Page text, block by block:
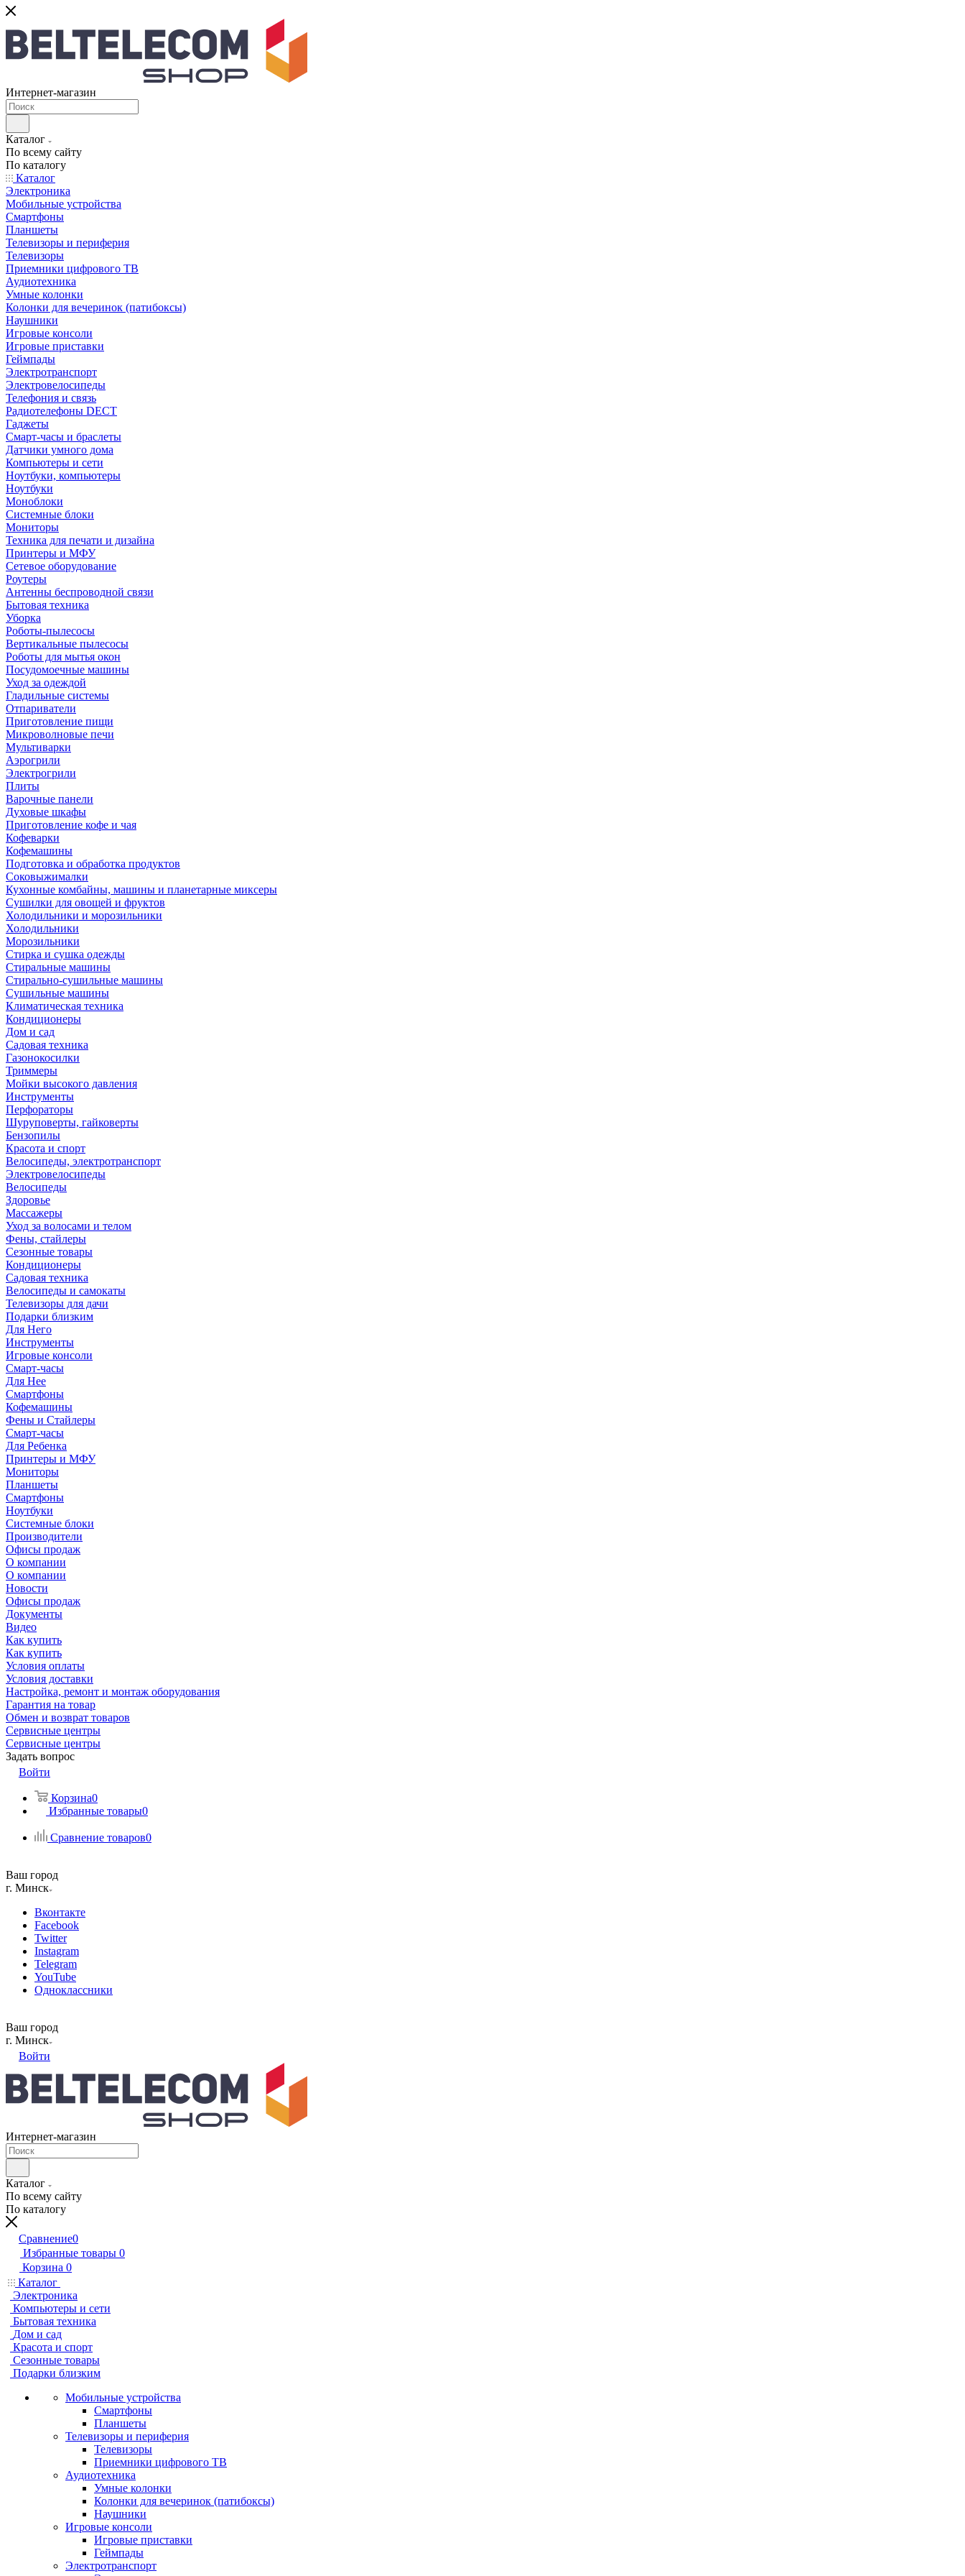
Интернет-магазин
Каталог
По всему сайту
По каталогу
Каталог
Электроника
Мобильные устройства
Смартфоны
Планшеты
Телевизоры и периферия
Телевизоры
Приемники цифрового ТВ
Аудиотехника
Умные колонки
Колонки для вечеринок (патибоксы)
Наушники
Игровые консоли
Игровые приставки
Геймпады
Электротранспорт
Электровелосипеды
Телефония и связь
Радиотелефоны DECT
Гаджеты
Смарт-часы и браслеты
Датчики умного дома
Компьютеры и сети
Ноутбуки, компьютеры
Ноутбуки
Моноблоки
Системные блоки
Мониторы
Техника для печати и дизайна
Принтеры и МФУ
Сетевое оборудование
Роутеры
Антенны беспроводной связи
Бытовая техника
Уборка
Роботы-пылесосы
Вертикальные пылесосы
Роботы для мытья окон
Посудомоечные машины
Уход за одеждой
Гладильные системы
Отпариватели
Приготовление пищи
Микроволновые печи
Мультиварки
Аэрогрили
Электрогрили
Плиты
Варочные панели
Духовые шкафы
Приготовление кофе и чая
Кофеварки
Кофемашины
Подготовка и обработка продуктов
Соковыжималки
Кухонные комбайны, машины и планетарные миксеры
Сушилки для овощей и фруктов
Холодильники и морозильники
Холодильники
Морозильники
Стирка и сушка одежды
Стиральные машины
Стирально-сушильные машины
Сушильные машины
Климатическая техника
Кондиционеры
Дом и сад
Садовая техника
Газонокосилки
Триммеры
Мойки высокого давления
Инструменты
Перфораторы
Шуруповерты, гайковерты
Бензопилы
Красота и спорт
Велосипеды, электротранспорт
Электровелосипеды
Велосипеды
Здоровье
Массажеры
Уход за волосами и телом
Фены, стайлеры
Сезонные товары
Кондиционеры
Садовая техника
Велосипеды и самокаты
Телевизоры для дачи
Подарки близким
Для Него
Инструменты
Игровые консоли
Смарт-часы
Для Нее
Смартфоны
Кофемашины
Фены и Стайлеры
Смарт-часы
Для Ребенка
Принтеры и МФУ
Мониторы
Планшеты
Смартфоны
Ноутбуки
Системные блоки
Производители
Офисы продаж
О компании
О компании
Новости
Офисы продаж
Документы
Видео
Как купить
Как купить
Условия оплаты
Условия доставки
Настройка, ремонт и монтаж оборудования
Гарантия на товар
Обмен и возврат товаров
Сервисные центры
Сервисные центры
Задать вопрос
Войти
Корзина0
Избранные товары0
Сравнение товаров0
Ваш город
г. Минск
Вконтакте
Facebook
Twitter
Instagram
Telegram
YouTube
Одноклассники
Ваш город
г. Минск
Войти
Интернет-магазин
Каталог
По всему сайту
По каталогу
Сравнение0
Избранные товары 0
Корзина 0
Каталог
Электроника
Компьютеры и сети
Бытовая техника
Дом и сад
Красота и спорт
Сезонные товары
Подарки близким
Мобильные устройства
Смартфоны
Планшеты
Телевизоры и периферия
Телевизоры
Приемники цифрового ТВ
Аудиотехника
Умные колонки
Колонки для вечеринок (патибоксы)
Наушники
Игровые консоли
Игровые приставки
Геймпады
Электротранспорт